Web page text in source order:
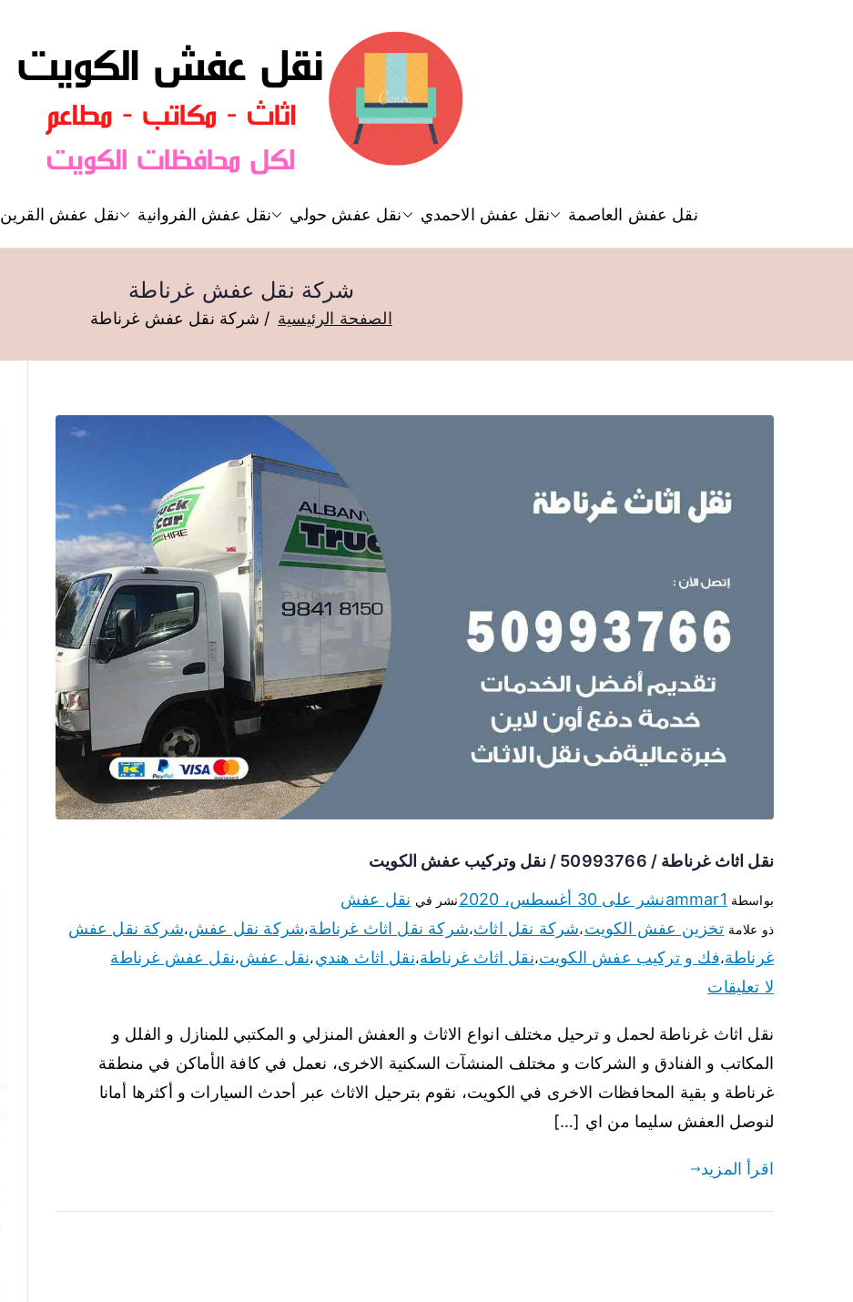
نقل عفش
نقل عفش الكويت نقل عفش العاصمة نقل عفش الاحمدي نقل عفش حولي نقل عفش الفروانية نقل عفش القرين
شركة نقل عفش غرناطة
الصفحة الرئيسية شركة نقل عفش غرناطة
نقل اثاث غرناطة / 50993766 / نقل وتركيب عفش الكويت
بواسطة ammar1نشر على 30 أغسطس، 2020 نشر في نقل عفش
ذو علامة تخزين عفش الكويت،شركة نقل اثاث،شركة نقل اثاث غرناطة،شركة نقل عفش،شركة نقل عفش
غرناطة،فك و تركيب عفش الكويت،نقل اثاث غرناطة،نقل اثاث هندي،نقل عفش،نقل عفش غرناطة
لا تعليقات
نقل اثاث غرناطة لحمل و ترحيل مختلف انواع الاثاث و العفش المنزلي و المكتبي للمنازل و الفلل و
المكاتب و الفنادق و الشركات و مختلف المنشآت السكنية الاخرى، نعمل في كافة الأماكن في منطقة
غرناطة و بقية المحافظات الاخرى في الكويت، نقوم بترحيل الاثاث عبر أحدث السيارات و أكثرها أمانا
لنوصل العفش سليما من اي […]
اقرأ المزيد